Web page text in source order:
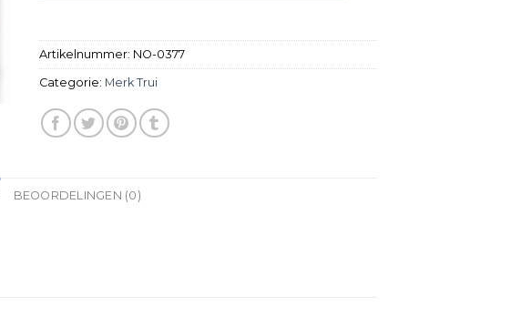
Artikelnummer: NO-0377
Categorie: Merk Trui
BEOORDELINGEN (0)